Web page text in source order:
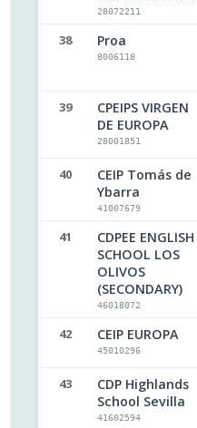
28072211
38 Proa
8006118
39
CPEIPS VIRGEN
DE EUROPA
28001851
40
CEIP Tomás de
Ybarra
41007679
41
CDPEE ENGLISH
SCHOOL LOS
OLIVOS
(SECONDARY)
46018072
42 CEIP EUROPA
45010296
43
CDP Highlands
School Sevilla
41602594